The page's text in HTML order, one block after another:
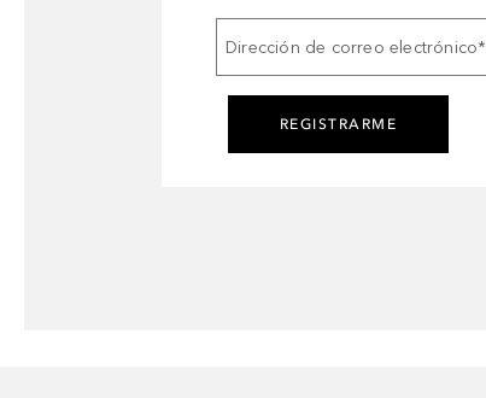
Dirección de correo electrónico*
REGISTRARME